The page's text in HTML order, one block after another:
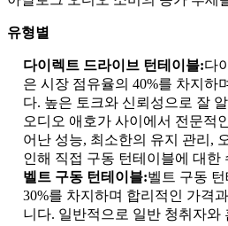
유형별
다이렉트 드라이브 턴테이블:다
은 시장 점유율의 40%를 차지하
다. 높은 토크와 신뢰성으로 잘
오디오 애호가 사이에서 전문적
어난 성능, 최소한의 유지 관리,
인해 직접 구동 턴테이블에 대한
벨트 구동 턴테이블:벨트 구동
30%를 차지하며 합리적인 가격
니다. 일반적으로 일반 청취자와